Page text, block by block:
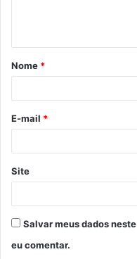
á
r
*
Nome *
E-mail *
Site
Salvar meus dados
eu comentar.